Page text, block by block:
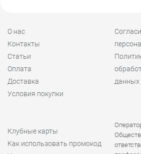
О нас
Контакты
Статьи
Оплата
Доставка
Условия покупки
данных
Клубные карты
Как использовать промокод